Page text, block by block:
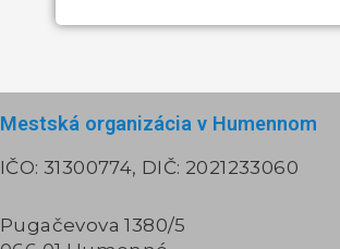
Mestská organizácia v Humennom
IČO: 31300774, DIČ: 2021233060
Pugačevova 1380/5